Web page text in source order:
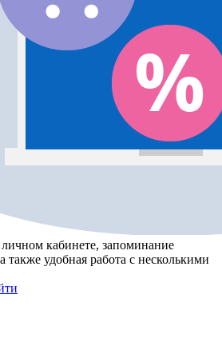
кабинете, запоминание
также удобная работа с несколькими